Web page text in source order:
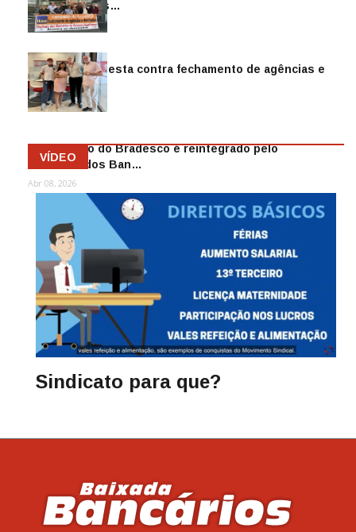
reintegra mais…
Jul 14, 2026
Sindicato protesta contra fechamento de agências e
as demiss…
Mai 13, 2026
Funcionário do Bradesco é reintegrado pelo
Sindicato dos Ban…
Abr 08, 2026
VÍDEO
Sindicato para que?